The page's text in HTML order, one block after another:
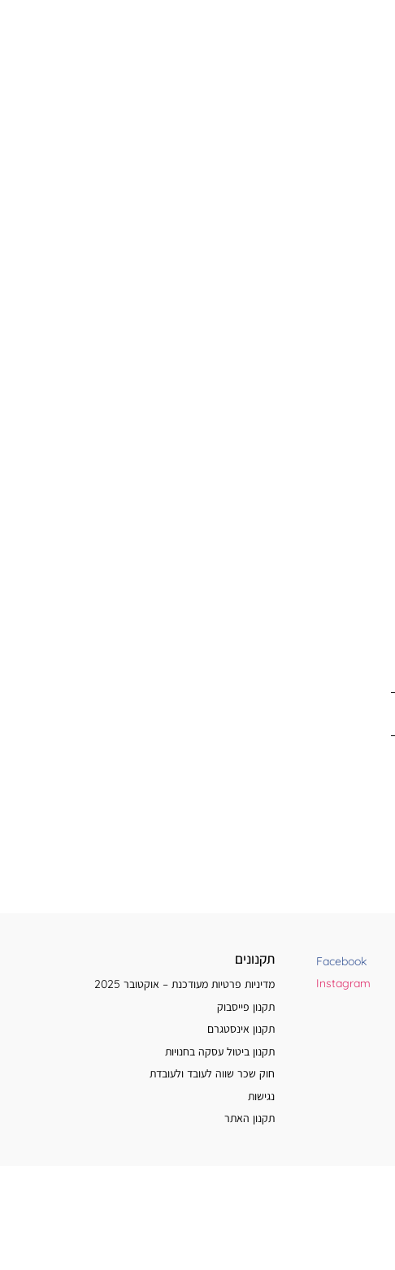
Facebook
Instagram
תקנונים
מדיניות פרטיות מעודכנת – אוקטובר 2025
תקנון פייסבוק
תקנון אינסטגרם
תקנון ביטול עסקה בחנויות
חוק שכר שווה לעובד ולעובדת
נגישות
תקנון האתר